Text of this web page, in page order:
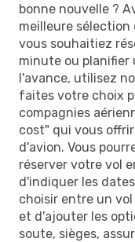
bonne nouvelle ?
meilleure sélection
vous souhaitiez
minute ou planifier
l'avance, utilisez
faites votre choix
compagnies
cost" qui vous
d'avion. Vous
réserver votre vol
d'indiquer les
choisir entre un vol
et d'ajouter les
soute, sièges,